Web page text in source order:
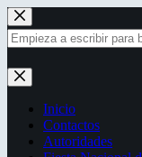
Saltar
al
contenido
Sin
resultados
Inicio
Contactos
Autoridades